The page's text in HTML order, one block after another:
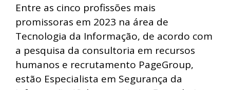
Entre as cinco profissões mais
promissoras em 2023 na área de
Tecnologia da Informação, de acordo com
a pesquisa da consultoria em recursos
humanos e recrutamento PageGroup,
estão Especialista em Segurança da